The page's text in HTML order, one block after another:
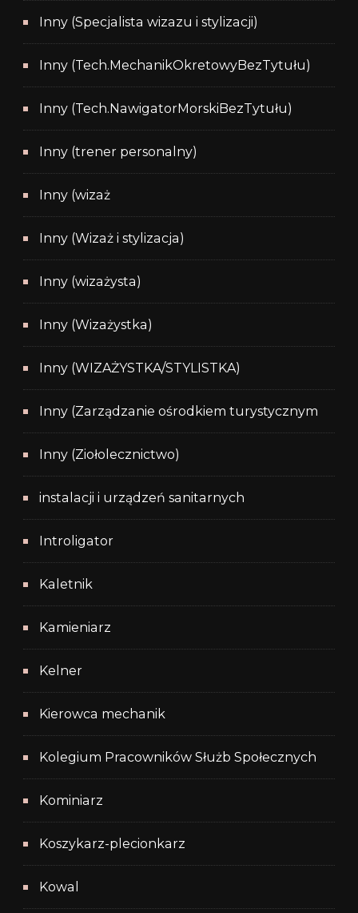
Inny (Specjalista wizazu i stylizacji)
Inny (Tech.MechanikOkretowyBezTytułu)
Inny (Tech.NawigatorMorskiBezTytułu)
Inny (trener personalny)
Inny (wizaż
Inny (Wizaż i stylizacja)
Inny (wizażysta)
Inny (Wizażystka)
Inny (WIZAŻYSTKA/STYLISTKA)
Inny (Zarządzanie ośrodkiem turystycznym
Inny (Ziołolecznictwo)
instalacji i urządzeń sanitarnych
Introligator
Kaletnik
Kamieniarz
Kelner
Kierowca mechanik
Kolegium Pracowników Służb Społecznych
Kominiarz
Koszykarz-plecionkarz
Kowal